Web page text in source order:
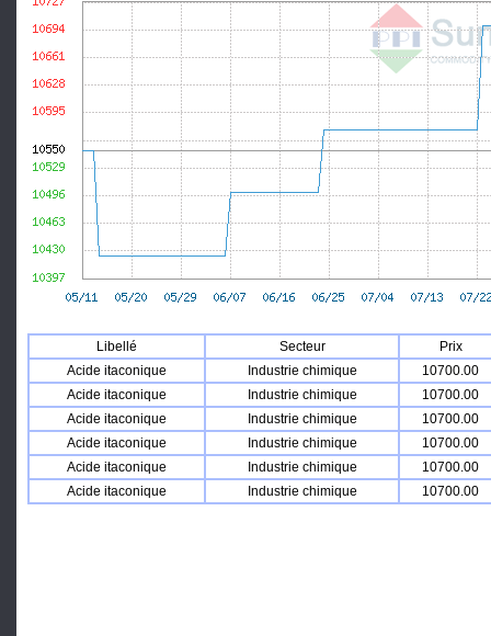
Libellé Secteur
Prix
Acide itaconique
Industrie chimique
10700.00
Acide itaconique
Industrie chimique
10700.00
Acide itaconique
Industrie chimique
10700.00
Acide itaconique
Industrie chimique
10700.00
Acide itaconique
Industrie chimique
10700.00
Acide itaconique
Industrie chimique 10700.00